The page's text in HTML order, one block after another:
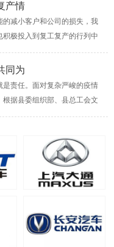
产情
减小客户和公司的损失，我
极投入到复工复产的行列中
同为
责任。面对复杂严峻的疫情
据县委组织部、县总工会文